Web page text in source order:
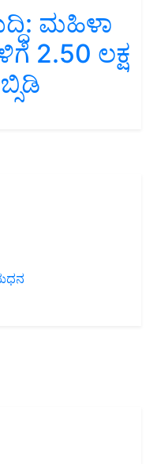
ಮಹಿಳಾ
2.50 ಲಕ್ಷ